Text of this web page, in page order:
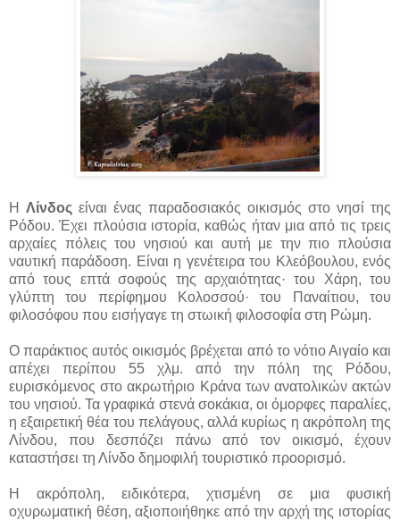
H Λίνδος είναι ένας παραδοσιακός οικισμός στο νησί της
Ρόδου. Έχει πλούσια ιστορία, καθώς ήταν μια από τις τρεις
αρχαίες πόλεις του νησιού και αυτή με την πιο πλούσια
ναυτική παράδοση. Είναι η γενέτειρα του Κλεόβουλου, ενός
από τους επτά σοφούς της αρχαιότητας· του Χάρη, του
γλύπτη του περίφημου Κολοσσού· του Παναίτιου, του
φιλοσόφου που εισήγαγε τη στωική φιλοσοφία στη Ρώμη.
Ο παράκτιος αυτός οικισμός βρέχεται από το νότιο Αιγαίο και
απέχει περίπου 55 χλμ. από την πόλη της Ρόδου,
ευρισκόμενος στο ακρωτήριο Κράνα των ανατολικών ακτών
του νησιού. Τα γραφικά στενά σοκάκια, οι όμορφες παραλίες,
η εξαιρετική θέα του πελάγους, αλλά κυρίως η ακρόπολη της
Λίνδου, που δεσπόζει πάνω από τον οικισμό, έχουν
καταστήσει τη Λίνδο δημοφιλή τουριστικό προορισμό.
Η ακρόπολη, ειδικότερα, χτισμένη σε μια φυσική
οχυρωματική θέση, αξιοποιήθηκε από την αρχή της ιστορίας